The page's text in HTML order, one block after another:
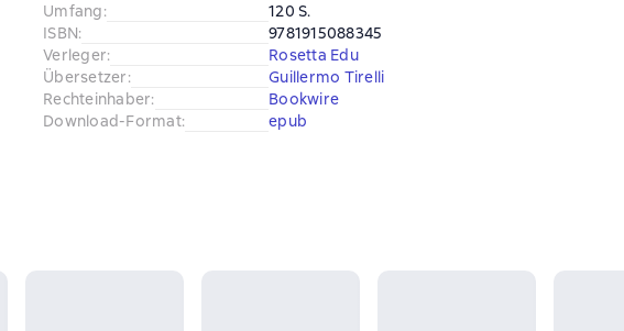
Umfang:
120 S.
ISBN:
9781915088345
Verleger:
Rosetta Edu
Übersetzer:
Guillermo Tirelli
Rechteinhaber:
Bookwire
Download-Format: epub